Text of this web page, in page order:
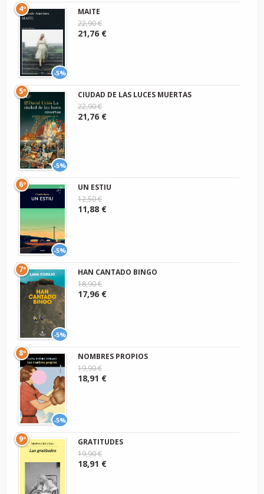
-5%
4º
MAITE
22,90 €
21,76 €
-5%
5º
CIUDAD DE LAS LUCES MUERTAS
22,90 €
21,76 €
-5%
6º
UN ESTIU
12,50 €
11,88 €
-5%
7º
HAN CANTADO BINGO
18,90 €
17,96 €
-5%
8º
NOMBRES PROPIOS
19,90 €
18,91 €
9º
GRATITUDES
19,90 €
18,91 €